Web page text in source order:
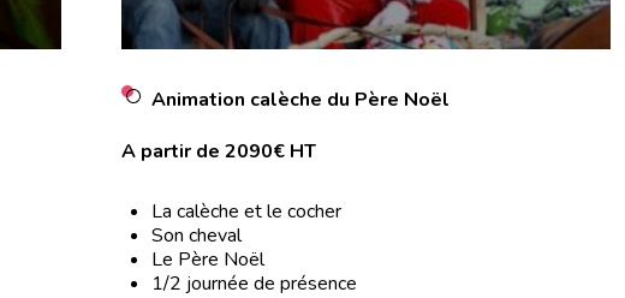
Animation calèche du Père Noël
A partir de 2090€ HT
La calèche et le cocher
Son cheval
Le Père Noël
1/2 journée de présence